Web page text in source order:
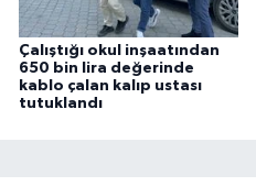
Çalıştığı okul inşaatından
650 bin lira değerinde
kablo çalan kalıp ustası
tutuklandı